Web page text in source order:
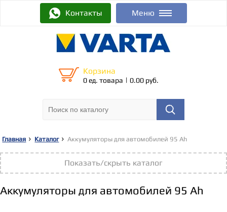
Контакты Меню
Корзина
0 ед. товара | 0.00 руб.
Главная Каталог Аккумуляторы для автомобилей 95 Ah
Показать/скрыть каталог
Аккумуляторы для автомобилей 95 Ah